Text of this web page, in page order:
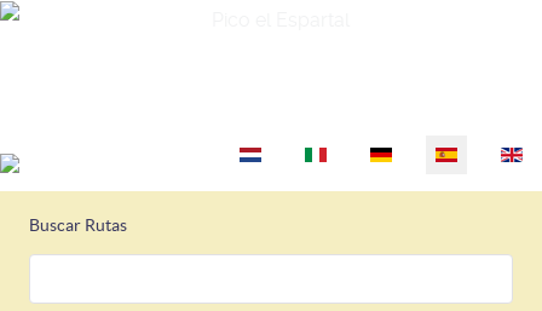
Seleccione su idioma
Buscar Rutas